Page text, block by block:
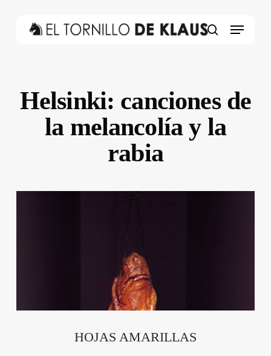
Menu
Helsinki: canciones de
la melancolía y la
rabia
HOJAS AMARILLAS